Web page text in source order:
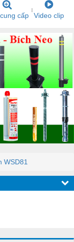
cấp Video clip
WSD81